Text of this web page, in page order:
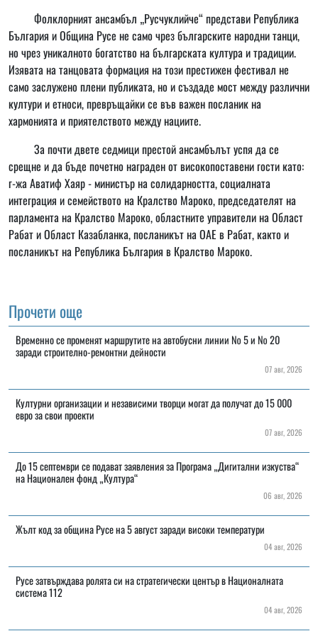
Фолклорният ансамбъл „Русчуклийче“ представи Република
България и Община Русе не само чрез българските народни танци,
но чрез уникалното богатство на българската култура и традиции.
Изявата на танцовата формация на този престижен фестивал не
само заслужено плени публиката, но и създаде мост между различни
култури и етноси, превръщайки се във важен посланик на
хармонията и приятелството между нациите.
За почти двете седмици престой ансамбълът успя да се
срещне и да бъде почетно награден от високопоставени гости като:
г-жа Аватиф Хаяр - министър на солидарността, социалната
интеграция и семейството на Кралство Мароко, председателят на
парламента на Кралство Мароко, областните управители на Област
Рабат и Област Казабланка, посланикът на ОАЕ в Рабат, както и
посланикът на Република България в Кралство Мароко.
Прочети още
Временно се променят маршрутите на автобусни линии № 5 и № 20
заради строително-ремонтни дейности
07 авг, 2026
Културни организации и независими творци могат да получат до 15 000
евро за свои проекти
07 авг, 2026
До 15 септември се подават заявления за Програма „Дигитални изкуства“
на Национален фонд „Култура“
06 авг, 2026
Жълт код за община Русе на 5 август заради високи температури
04 авг, 2026
Русе затвърждава ролята си на стратегически център в Националната
система 112
04 авг, 2026